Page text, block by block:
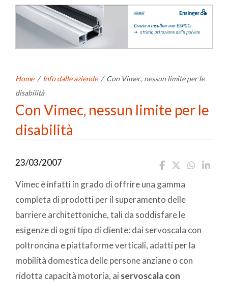
Home / Info dalle aziende / Con Vimec, nessun limite per le
disabilità
Con Vimec, nessun limite per le
disabilità
23/03/2007
Vimec è infatti in grado di offrire una gamma
completa di prodotti per il superamento delle
barriere architettoniche, tali da soddisfare le
esigenze di ogni tipo di cliente: dai servoscala con
poltroncina e piattaforme verticali, adatti per la
mobilità domestica delle persone anziane o con
ridotta capacità motoria, ai servoscala con